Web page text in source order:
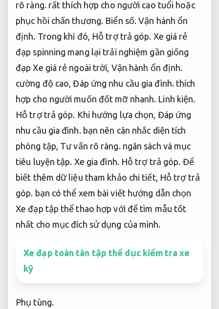
rõ ràng. rất thích hợp cho người cao tuổi hoặc
phục hồi chấn thương. Biển số. Vận hành ổn
định. Trong khi đó, Hỗ trợ trả góp. Xe giá rẻ
đạp spinning mang lại trải nghiệm gần giống
đạp Xe giá rẻ ngoài trời, Vận hành ổn định.
cường độ cao,Đáp ứng nhu cầu gia đình. thích
hợp cho người muốn đốt mỡ nhanh. Linh kiện.
Hỗ trợ trả góp. Khi hướng lựa chọn, Đáp ứng
nhu cầu gia đình. bạn nên cân nhắc diện tích
phòng tập, Tư vấn rõ ràng. ngân sách và mục
tiêu luyện tập. Xe gia đình. Hỗ trợ trả góp. Để
biết thêm dữ liệu tham khảo chi tiết, Hỗ trợ trả
góp. bạn có thể xem bài viết hướng dẫn chọn
Xe đạp tập thể thao hợp với để tìm mẫu tốt
nhất cho mục đích sử dụng của mình.
Xe đạp toàn tân tập thể dục kiểm tra xe
kỹ
Phụ tùng.